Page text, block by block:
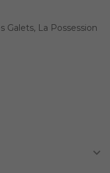
Galets, La Possession
